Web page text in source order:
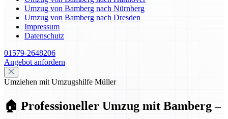
Umzug von Bamberg nach Nürnberg
Umzug von Bamberg nach Dresden
Impressum
Datenschutz
01579-2648206
Angebot anfordern
Umziehen mit Umzugshilfe Müller
🏠 Professioneller Umzug mit Bamberg –